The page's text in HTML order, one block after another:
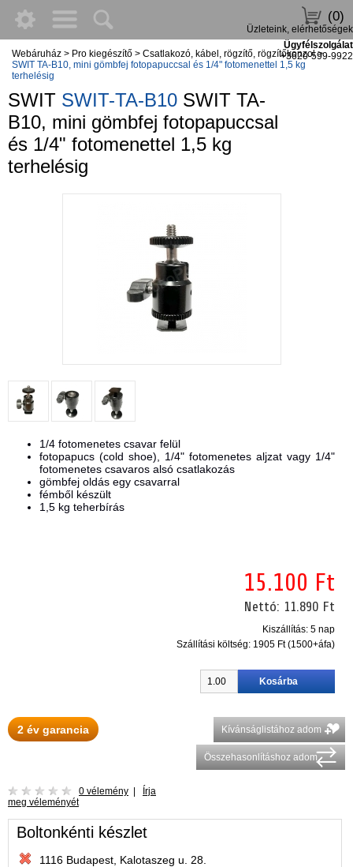
(0)
Üzleteink, elérhetőségek
Ügyfélszolgálat
+3620-599-9922
Webáruház > Pro kiegészítő > Csatlakozó, kábel, rögzítő, rögzítőkonzol>
SWIT TA-B10, mini gömbfej fotopapuccsal és 1/4" fotomenettel 1,5 kg
terhelésig
SWIT SWIT-TA-B10 SWIT TA-
B10, mini gömbfej fotopapuccsal
és 1/4" fotomenettel 1,5 kg
terhelésig
1/4 fotomenetes csavar felül
fotopapucs (cold shoe), 1/4" fotomenetes aljzat vagy 1/4"
fotomenetes csavaros alsó csatlakozás
gömbfej oldás egy csavarral
fémből készült
1,5 kg teherbírás
15.100 Ft
Nettó: 11.890 Ft
Kiszállítás: 5 nap
Szállítási költség: 1905 Ft (1500+áfa)
2 év garancia Kívánságlistához adom
Összehasonlításhoz adom
0 vélemény
Írja
meg véleményét
Boltonkénti készlet
1116 Budapest, Kalotaszeg u. 28.